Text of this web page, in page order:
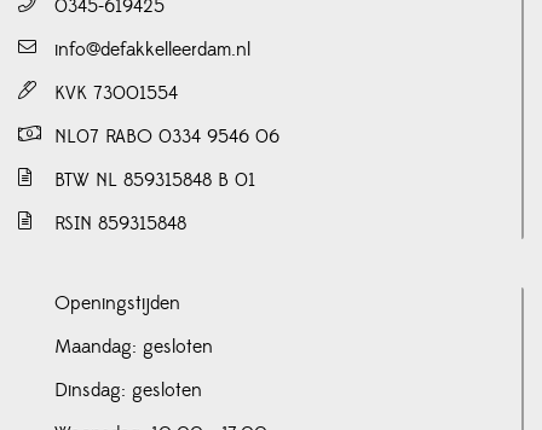
0345-619425
info@defakkelleerdam.nl
KVK 73001554
NL07 RABO 0334 9546 06
BTW NL 859315848 B 01
RSIN 859315848
Openingstijden
Maandag: gesloten
Dinsdag: gesloten